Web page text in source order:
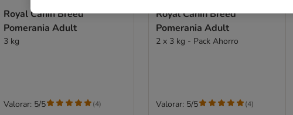
Royal Canin Breed
Pomerania Adult
3 kg
Valorar: 5/5 (4)
Royal Canin Breed
Pomerania Adult
2 x 3 kg - Pack Ahorro
Valorar: 5/5 (4)